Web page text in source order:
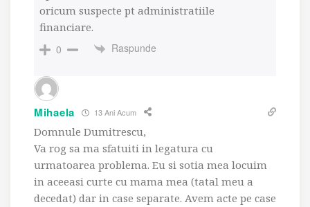
oricum suspecte pt administratiile
financiare.
0
Raspunde
Mihaela 13 Ani Acum
Domnule Dumitrescu,
Va rog sa ma sfatuiti in legatura cu
urmatoarea problema. Eu si sotia mea locuim
in aceeasi curte cu mama mea (tatal meu a
decedat) dar in case separate. Avem acte pe case